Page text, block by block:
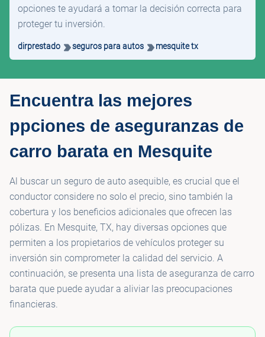
opciones te ayudará a tomar la decisión correcta para
proteger tu inversión.
dirprestado seguros para autos mesquite tx
Encuentra las mejores
ppciones de aseguranzas de
carro barata en Mesquite
Al buscar un seguro de auto asequible, es crucial que el
conductor considere no solo el precio, sino también la
cobertura y los beneficios adicionales que ofrecen las
pólizas. En Mesquite, TX, hay diversas opciones que
permiten a los propietarios de vehículos proteger su
inversión sin comprometer la calidad del servicio. A
continuación, se presenta una lista de aseguranza de carro
barata que puede ayudar a aliviar las preocupaciones
financieras.